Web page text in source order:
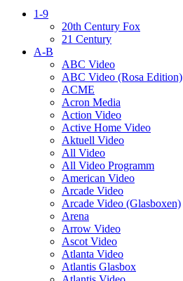
1-9
20th Century Fox
21 Century
A-B
ABC Video
ABC Video (Rosa Edition)
ACME
Acron Media
Action Video
Active Home Video
Aktuell Video
All Video
All Video Programm
American Video
Arcade Video
Arcade Video (Glasboxen)
Arena
Arrow Video
Ascot Video
Atlanta Video
Atlantis Glasbox